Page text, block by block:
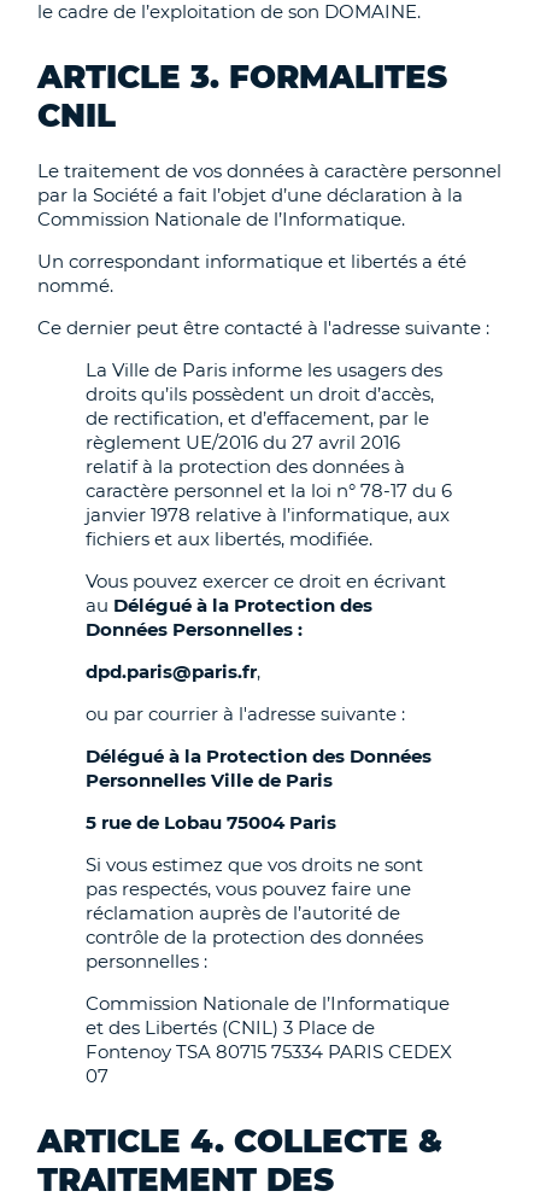
le cadre de l’exploitation de son DOMAINE.
ARTICLE 3. FORMALITES
CNIL
Le traitement de vos données à caractère personnel
par la Société a fait l’objet d’une déclaration à la
Commission Nationale de l’Informatique.
Un correspondant informatique et libertés a été
nommé.
Ce dernier peut être contacté à l'adresse suivante :
La Ville de Paris informe les usagers des
droits qu’ils possèdent un droit d’accès,
de rectification, et d’effacement, par le
règlement UE/2016 du 27 avril 2016
relatif à la protection des données à
caractère personnel et la loi n° 78-17 du 6
janvier 1978 relative à l’informatique, aux
fichiers et aux libertés, modifiée.
Vous pouvez exercer ce droit en écrivant
au Délégué à la Protection des
Données Personnelles :
dpd.paris@paris.fr,
ou par courrier à l'adresse suivante :
Délégué à la Protection des Données
Personnelles Ville de Paris
5 rue de Lobau 75004 Paris
Si vous estimez que vos droits ne sont
pas respectés, vous pouvez faire une
réclamation auprès de l’autorité de
contrôle de la protection des données
personnelles :
Commission Nationale de l’Informatique
et des Libertés (CNIL) 3 Place de
Fontenoy TSA 80715 75334 PARIS CEDEX
07
ARTICLE 4. COLLECTE &
TRAITEMENT DES